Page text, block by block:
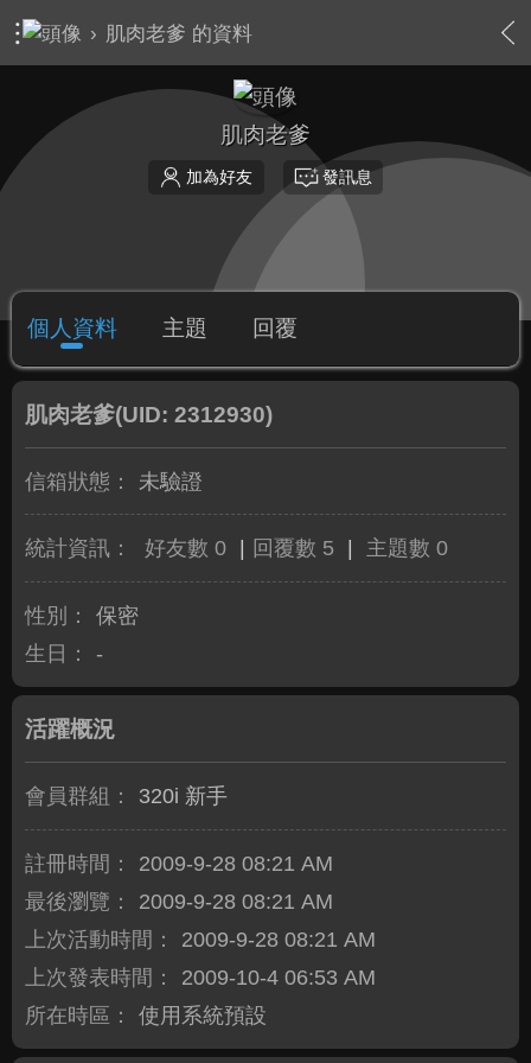
› 肌肉老爹 的資料
肌肉老爹
加為好友 發訊息
個人資料 主題 回覆
肌肉老爹(UID: 2312930)
信箱狀態： 未驗證
統計資訊： 好友數 0 回覆數 5 主題數 0
性別：
保密
生日：
-
活躍概況
會員群組： 320i 新手
註冊時間：
2009-9-28 08:21 AM
最後瀏覽：
2009-9-28 08:21 AM
上次活動時間：
2009-9-28 08:21 AM
上次發表時間：
2009-10-4 06:53 AM
所在時區：
使用系統預設